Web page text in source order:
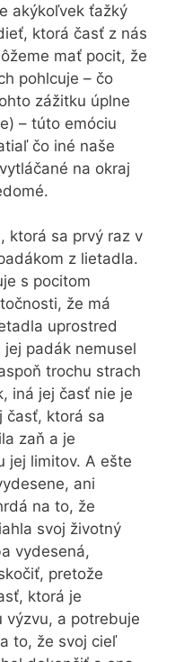
akýkoľvek ťažký
ktorá časť z nás
mať pocit, že
pohlcuje – čo
zážitku úplne
– túto emóciu
čo iné naše
na okraj
ktorá sa prvý raz v
z lietadla.
s pocitom
že má
uprostred
padák nemusel
trochu strach
iná jej časť nie je
časť, ktorá sa
zaň a je
jej limitov. A ešte
ani
na to, že
svoj životný
vydesená,
pretože
ktorá je
výzvu, a potrebuje
to, že svoj cieľ